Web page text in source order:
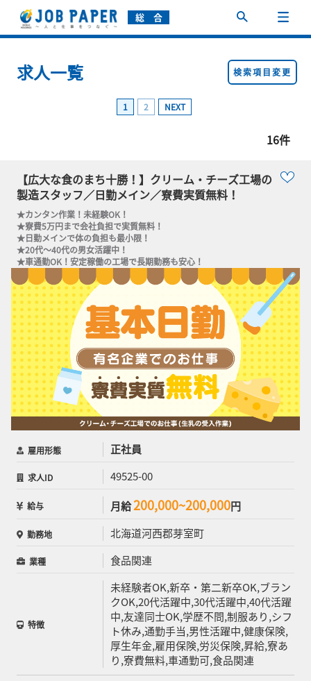
総 合
求人一覧 検索項目変更
1 2 NEXT
16件
【広大な食のまち十勝！】クリーム・チーズ工場の
製造スタッフ／日勤メイン／寮費実質無料！
★カンタン作業！未経験OK！
★寮費5万円まで会社負担で実質無料！
★日勤メインで体の負担も最小限！
★20代～40代の男女活躍中！
★車通勤OK！安定稼働の工場で長期勤務も安心！
雇用形態 正社員
求人ID 49525-00
給与 月給200,000~200,000円
勤務地 北海道河西郡芽室町
業種 食品関連
特徴
未経験者OK,新卒・第二新卒OK,ブラン
クOK,20代活躍中,30代活躍中,40代活躍
中,友達同士OK,学歴不問,制服あり,シフ
ト休み,通勤手当,男性活躍中,健康保険,
厚生年金,雇用保険,労災保険,昇給,寮あ
り,寮費無料,車通勤可,食品関連